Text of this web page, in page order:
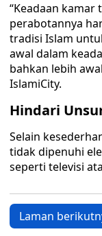
“Keadaan
perabotannya
tradisi Islam
awal dalam
bahkan lebih
IslamiCity.
Hindari
Selain
tidak dipenuhi
seperti televisi
Laman